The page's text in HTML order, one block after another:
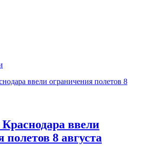
ввели
полетов 8 августа